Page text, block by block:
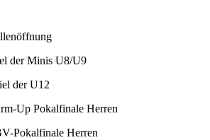
der Minis U8/U9
der U12
Pokalfinale Herren
Herren